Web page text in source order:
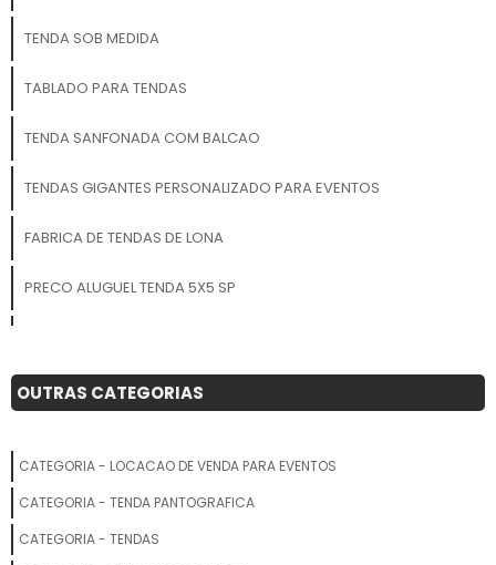
TENDA SOB MEDIDA
TABLADO PARA TENDAS
TENDA SANFONADA COM BALCAO
TENDAS GIGANTES PERSONALIZADO PARA EVENTOS
FABRICA DE TENDAS DE LONA
PRECO ALUGUEL TENDA 5X5 SP
ALUGUEL DE TENDAS
FORNECEDORES DE TENDAS PARA EVENTOS
OUTRAS CATEGORIAS
CATEGORIA - LOCACAO DE VENDA PARA EVENTOS
CATEGORIA - TENDA PANTOGRAFICA
CATEGORIA - TENDAS